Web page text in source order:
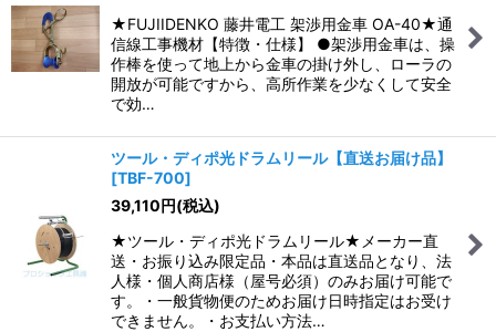
★FUJIIDENKO 藤井電工 架渉用金車 OA-40★通
信線工事機材【特徴・仕様】 ●架渉用金車は、操
作棒を使って地上から金車の掛け外し、ローラの
開放が可能ですから、高所作業を少なくして安全
で効…
ツール・ディポ光ドラムリール【直送お届け品】
[TBF-700]
39,110円(税込)
★ツール・ディポ光ドラムリール★メーカー直
送・お振り込み限定品・本品は直送品となり、法
人様・個人商店様（屋号必須）のみお届け可能で
す。・一般貨物便のためお届け日時指定はお受け
できません。・お支払い方法…